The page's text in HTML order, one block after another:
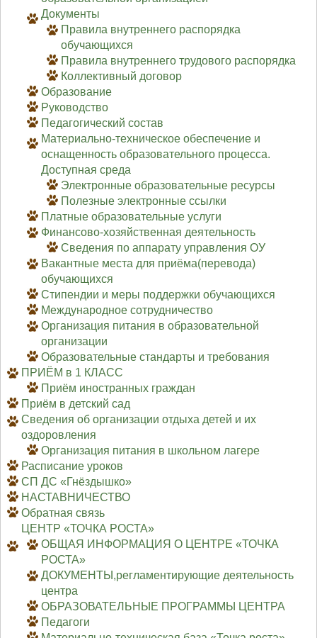
Документы
Правила внутреннего распорядка
обучающихся
Правила внутреннего трудового распорядка
Коллективный договор
Образование
Руководство
Педагогический состав
Материально-техническое обеспечение и
оснащенность образовательного процесса.
Доступная среда
Электронные образовательные ресурсы
Полезные электронные ссылки
Платные образовательные услуги
Финансово-хозяйственная деятельность
Сведения по аппарату управления ОУ
Вакантные места для приёма(перевода)
обучающихся
Стипендии и меры поддержки обучающихся
Международное сотрудничество
Организация питания в образовательной
организации
Образовательные стандарты и требования
ПРИЁМ в 1 КЛАСС
Приём иностранных граждан
Приём в детский сад
Сведения об организации отдыха детей и их
оздоровления
Организация питания в школьном лагере
Расписание уроков
СП ДС «Гнёздышко»
НАСТАВНИЧЕСТВО
Обратная связь
ЦЕНТР «ТОЧКА РОСТА»
ОБЩАЯ ИНФОРМАЦИЯ О ЦЕНТРЕ «ТОЧКА
РОСТА»
ДОКУМЕНТЫ,регламентирующие деятельность
центра
ОБРАЗОВАТЕЛЬНЫЕ ПРОГРАММЫ ЦЕНТРА
Педагоги